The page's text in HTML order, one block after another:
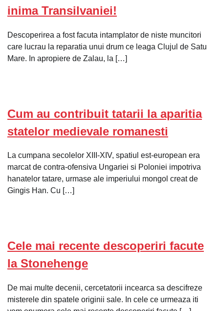
inima Transilvaniei!
Descoperirea a fost facuta intamplator de niste muncitori
care lucrau la reparatia unui drum ce leaga Clujul de Satu
Mare. In apropiere de Zalau, la […]
Cum au contribuit tatarii la aparitia
statelor medievale romanesti
La cumpana secolelor XIII-XIV, spatiul est-european era
marcat de contra-ofensiva Ungariei si Poloniei impotriva
hanatelor tatare, urmase ale imperiului mongol creat de
Gingis Han. Cu […]
Cele mai recente descoperiri facute
la Stonehenge
De mai multe decenii, cercetatorii incearca sa descifreze
misterele din spatele originii sale. In cele ce urmeaza iti